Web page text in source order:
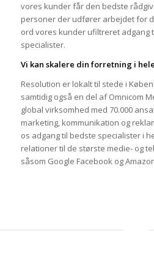
vores kunder får den bedste
personer der udfører arbejdet for
ord vores kunder ufiltreret adgang
specialister.
Vi kan skalere din forretning i
Resolution er lokalt til stede i
samtidig også en del af Omnicom
global virksomhed med 70.000
marketing, kommunikation og
os adgang til bedste specialister i
relationer til de største medie- og
såsom Google Facebook og